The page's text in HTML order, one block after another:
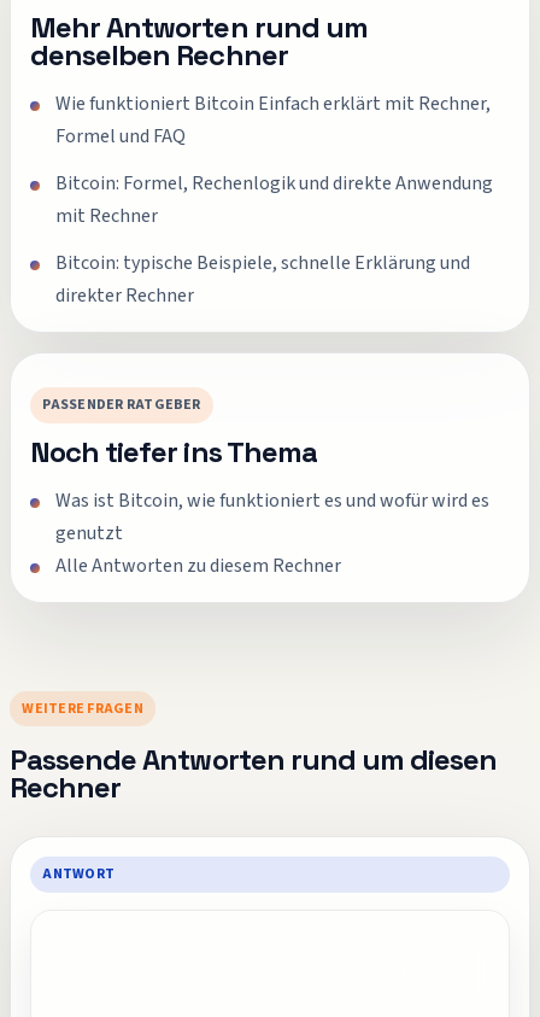
Mehr Antworten rund um
denselben Rechner
Wie funktioniert Bitcoin Einfach erklärt mit Rechner,
Formel und FAQ
Bitcoin: Formel, Rechenlogik und direkte Anwendung
mit Rechner
Bitcoin: typische Beispiele, schnelle Erklärung und
direkter Rechner
PASSENDER RATGEBER
Noch tiefer ins Thema
Was ist Bitcoin, wie funktioniert es und wofür wird es
genutzt
Alle Antworten zu diesem Rechner
WEITERE FRAGEN
Passende Antworten rund um diesen
Rechner
ANTWORT